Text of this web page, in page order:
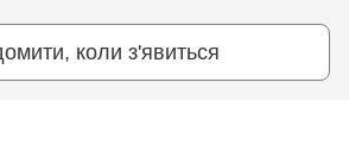
коли з'явиться